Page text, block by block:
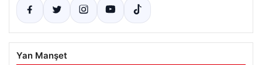
Yan Manşet